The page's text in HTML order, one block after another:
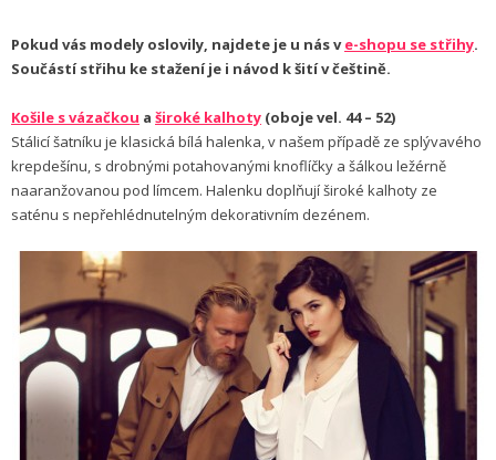
Pokud vás modely oslovily, najdete je u nás ve-shopu se střihy.
Součástí střihu ke stažení je i návod k šití v češtině.
Košile s vázačkou a široké kalhoty (oboje vel. 44 – 52)
Stálicí šatníku je klasická bílá halenka, v našem případě ze splývavého
krepdešínu, s drobnými potahovanými knoflíčky a šálkou ležérně
naaranžovanou pod límcem. Halenku doplňují široké kalhoty ze
saténu s nepřehlédnutelným dekorativním dezénem.